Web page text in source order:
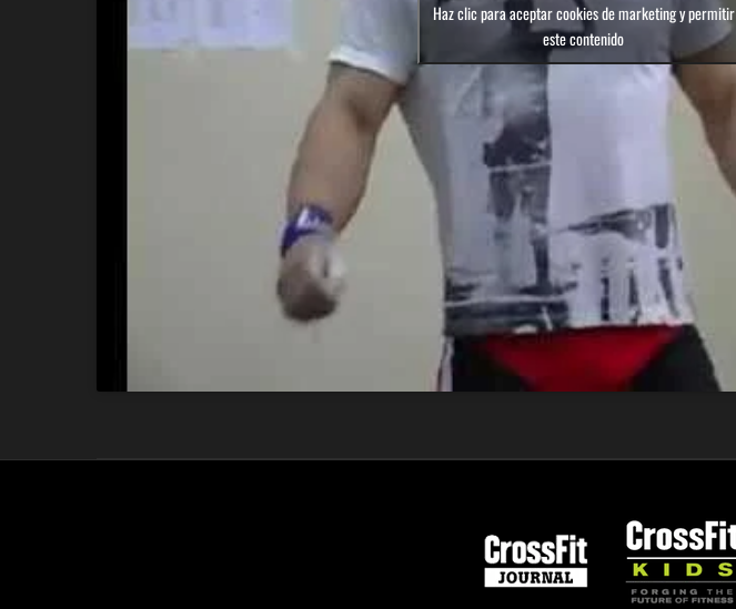
Haz clic para aceptar cookies de marketing y permitir
este contenido